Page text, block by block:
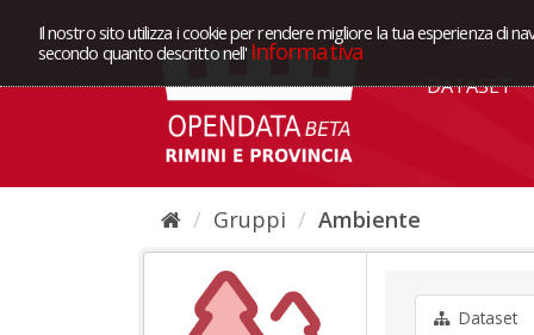
Il nostro sito utilizza i cookie per rendere migliore la tua esperienza di
secondo quanto descritto nell' Informativa
DATASET
Gruppi Ambiente
Dataset